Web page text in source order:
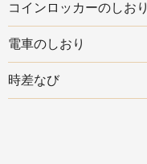
コインロッカーのしおり
電車のしおり
時差なび